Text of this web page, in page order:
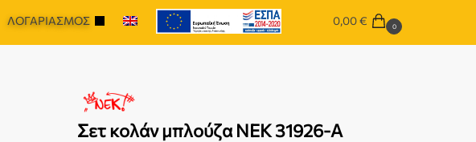
ΛΟΓΑΡΙΑΣΜΌΣ 0,00€ 0
Σετ κολάν μπλούζα NEK 31926-A